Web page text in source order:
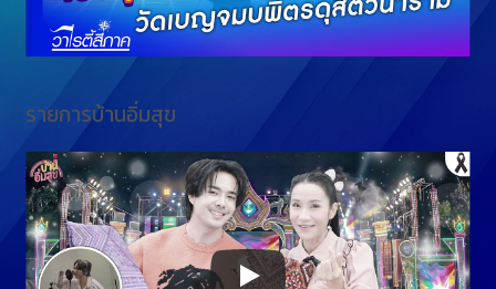
รายการบ้านอิ่มสุข